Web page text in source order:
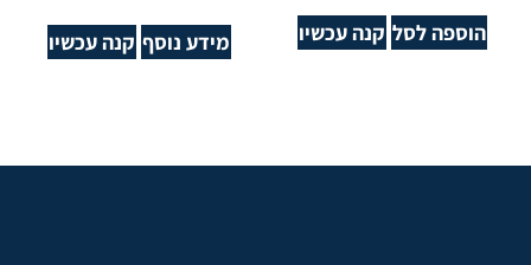
הוספה לסל קנה עכשיו מידע נוסף קנה עכשיו